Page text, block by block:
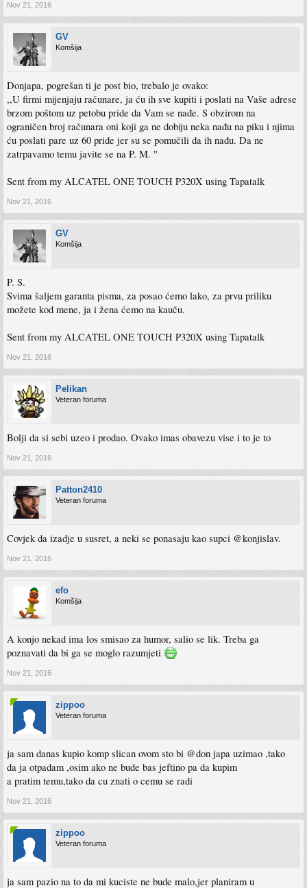
Nov 21, 2016
GV
Komšija
Donjapa, pogrešan ti je post bio, trebalo je ovako:
,,U firmi mijenjaju računare, ja ću ih sve kupiti i poslati na Vaše adrese
brzom poštom uz petobu pride da Vam se nađe. S obzirom na
ograničen broj računara oni koji ga ne dobiju neka nađu na piku i njima
ću poslati pare uz 60 pride jer su se pomučili da ih nađu. Da ne
zatrpavamo temu javite se na P. M. ''
Sent from my ALCATEL ONE TOUCH P320X using Tapatalk
Nov 21, 2016
GV
Komšija
P. S.
Svima šaljem garanta pisma, za posao ćemo lako, za prvu priliku
možete kod mene, ja i žena ćemo na kauču.
Sent from my ALCATEL ONE TOUCH P320X using Tapatalk
Nov 21, 2016
Pelikan
Veteran foruma
Bolji da si sebi uzeo i prodao. Ovako imas obavezu vise i to je to
Nov 21, 2016
Patton2410
Veteran foruma
Covjek da izadje u susret, a neki se ponasaju kao supci @konjislav.
Nov 21, 2016
efo
Komšija
A konjo nekad ima los smisao za humor, salio se lik. Treba ga
poznavati da bi ga se moglo razumjeti
Nov 21, 2016
zippoo
Veteran foruma
ja sam danas kupio komp slican ovom sto bi @don japa uzimao ,tako
da ja otpadam ,osim ako ne bude bas jeftino pa da kupim
a pratim temu,tako da cu znati o cemu se radi
Nov 21, 2016
zippoo
Veteran foruma
ja sam pazio na to da mi kuciste ne bude malo,jer planiram u